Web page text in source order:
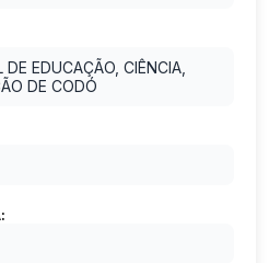
EDUCAÇÃO, CIÊNCIA,
DE CODÓ